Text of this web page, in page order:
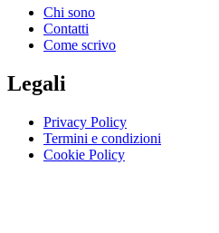
Chi sono
Contatti
Come scrivo
Legali
Privacy Policy
Termini e condizioni
Cookie Policy